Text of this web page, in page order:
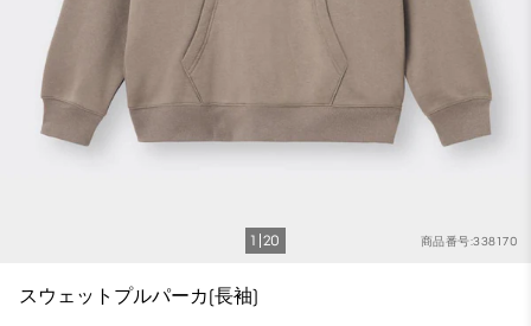
商品番号:338170
1 20
スウェットプルパーカ(長袖)